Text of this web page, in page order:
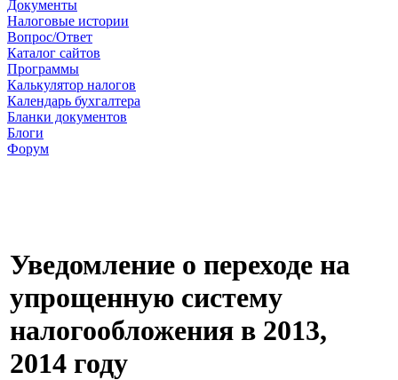
Документы
Налоговые истории
Вопрос/Ответ
Каталог сайтов
Программы
Калькулятор налогов
Календарь бухгалтера
Бланки документов
Блоги
Форум
Уведомление о переходе на
упрощенную систему
налогообложения в 2013,
2014 году